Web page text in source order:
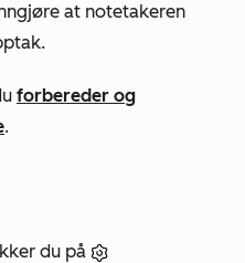
at notetakeren
forbereder og
.
du på